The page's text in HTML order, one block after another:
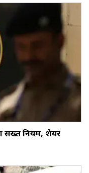
सख्‍त नियम, शेयर